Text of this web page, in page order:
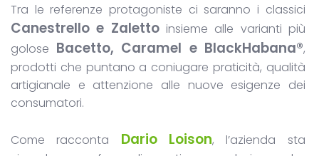
Tra le referenze protagoniste ci saranno i classici
Canestrello e Zalettoinsieme alle varianti più
golose Bacetto, Caramel e BlackHabana®,
prodotti che puntano a coniugare praticità, qualità
artigianale e attenzione alle nuove esigenze dei
consumatori.
Come racconta Dario Loison, l’azienda sta